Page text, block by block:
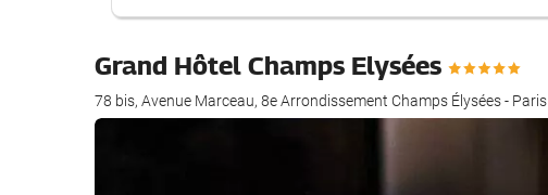
Grand Hôtel Champs Elysées
78 bis, Avenue Marceau, 8e Arrondissement Champs Élysées - Paris